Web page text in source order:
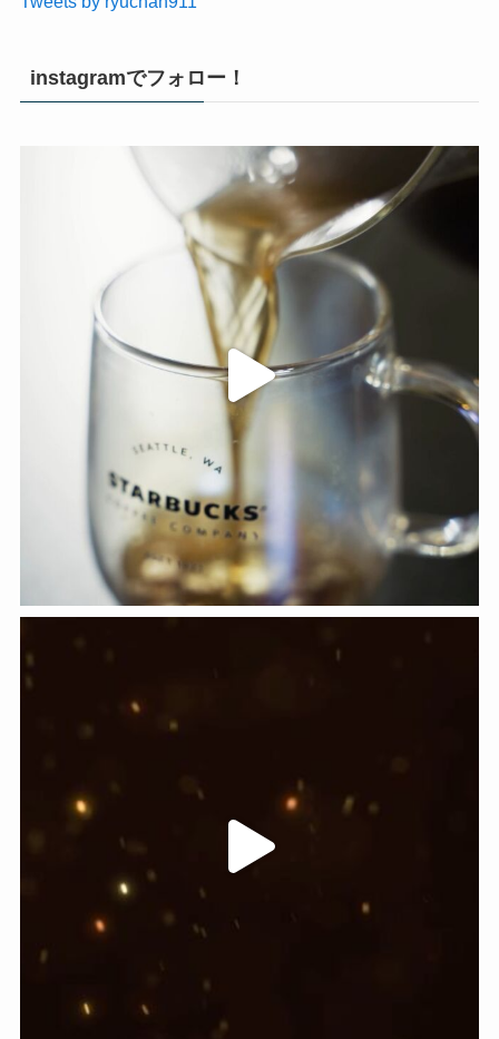
instagramでフォロー！